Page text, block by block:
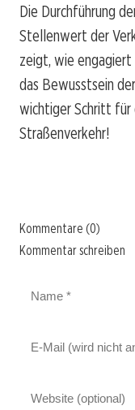
Die Durchführung
Stellenwert der
zeigt, wie engagiert
das Bewusstsein
wichtiger Schritt für
Straßenverkehr!
Kommentare (0)
Kommentar schreiben